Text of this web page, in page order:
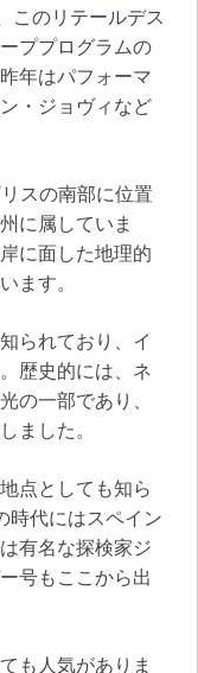
このリテールデス
ププログラムの
年はパフォーマ
・ジョヴィなど
スの南部に位置
に属していま
に面した地理的
ます。
られており、イ
歴史的には、ネ
の一部であり、
ました。
点としても知ら
時代にはスペイン
有名な探検家ジ
号もここから出
も人気がありま